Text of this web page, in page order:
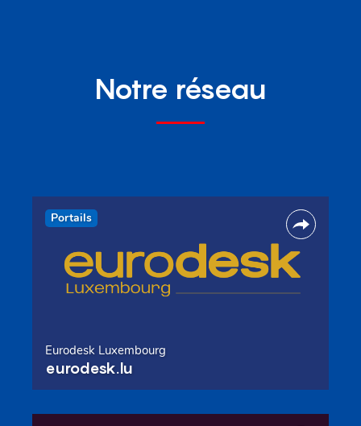
Notre réseau
Portails
Eurodesk Luxembourg
eurodesk.lu